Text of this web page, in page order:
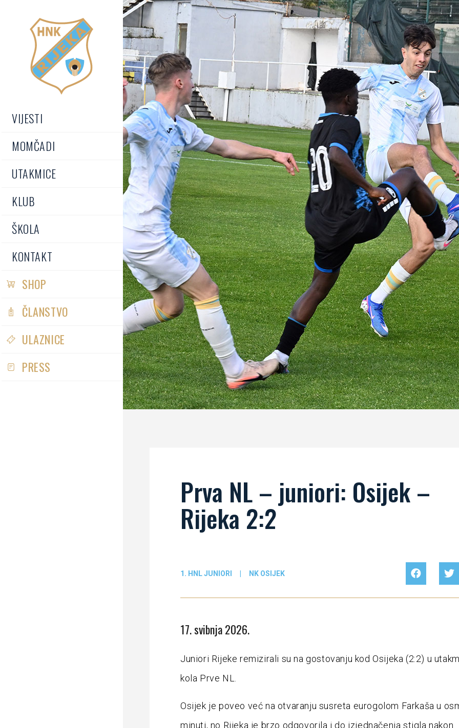
VIJESTI
MOMČADI
UTAKMICE
KLUB
ŠKOLA
KONTAKT
SHOP
ČLANSTVO
ULAZNICE
PRESS
Prva NL – juniori: Osijek –
Rijeka 2:2
1. HNL JUNIORI NK OSIJEK
17. svibnja 2026.
Juniori Rijeke remizirali su na gostovanju kod Osijeka (2:2) u
kola Prve NL.
Osijek je poveo već na otvaranju susreta eurogolom Farkaša u
minuti, no Rijeka je brzo odgovorila i do izjednačenja stigla nakon